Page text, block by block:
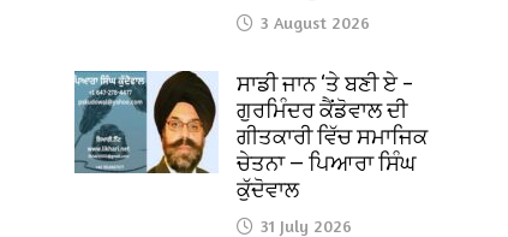
3 August 2026
ਸਾਡੀ ਜਾਨ ‘ਤੇ ਬਣੀ ਏ –
ਗੁਰਮਿੰਦਰ ਕੈਂਡੋਵਾਲ ਦੀ
ਗੀਤਕਾਰੀ ਵਿੱਚ ਸਮਾਜਿਕ
ਚੇਤਨਾ — ਪਿਆਰਾ ਸਿੰਘ
ਕੁੱਦੋਵਾਲ
31 July 2026